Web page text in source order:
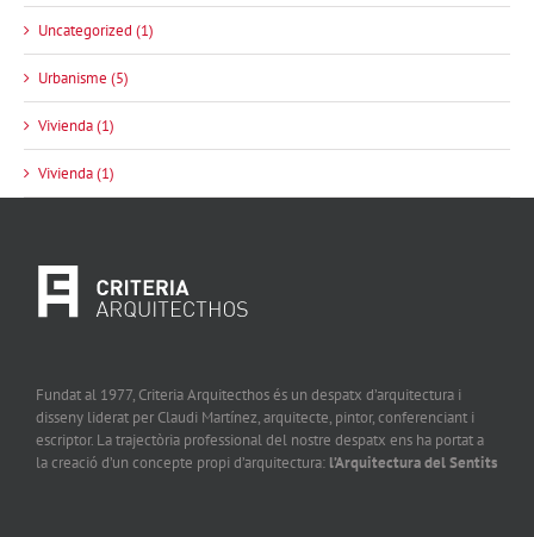
Uncategorized (1)
Urbanisme (5)
Vivienda (1)
Vivienda (1)
Fundat al 1977, Criteria Arquitecthos és un despatx d’arquitectura i
disseny liderat per Claudi Martínez, arquitecte, pintor, conferenciant i
escriptor. La trajectòria professional del nostre despatx ens ha portat a
la creació d’un concepte propi d’arquitectura: l’Arquitectura del Sentits